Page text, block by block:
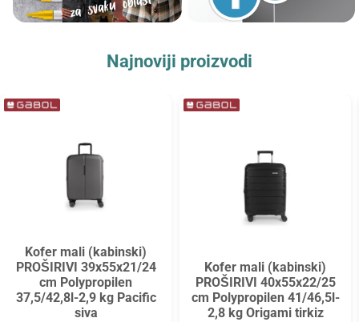
Najnoviji proizvodi
Kofer mali (kabinski)
PROŠIRIVI 39x55x21/24
cm Polypropilen
37,5/42,8l-2,9 kg Pacific
siva
Kofer mali (kabinski)
PROŠIRIVI 40x55x22/25
cm Polypropilen 41/46,5l-
2,8 kg Origami tirkiz